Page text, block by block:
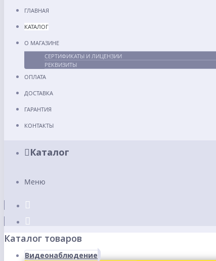
ГЛАВНАЯ
КАТАЛОГ
О МАГАЗИНЕ
СЕРТИФИКАТЫ И ЛИЦЕНЗИИ
РЕКВИЗИТЫ
ОПЛАТА
ДОСТАВКА
ГАРАНТИЯ
КОНТАКТЫ
Каталог
Меню
Каталог товаров
Видеонаблюдение